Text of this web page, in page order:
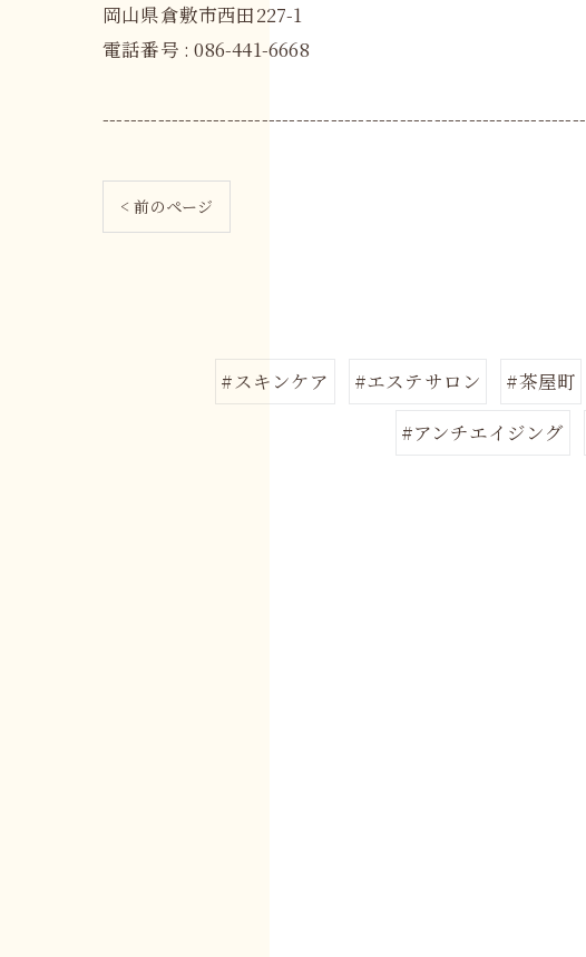
岡山県倉敷市西田227-1
電話番号 : 086-441-6668
----------------------------------------------------------------------
< 前のページ
#スキンケア #エステサロン #茶屋町
#アンチエイジング